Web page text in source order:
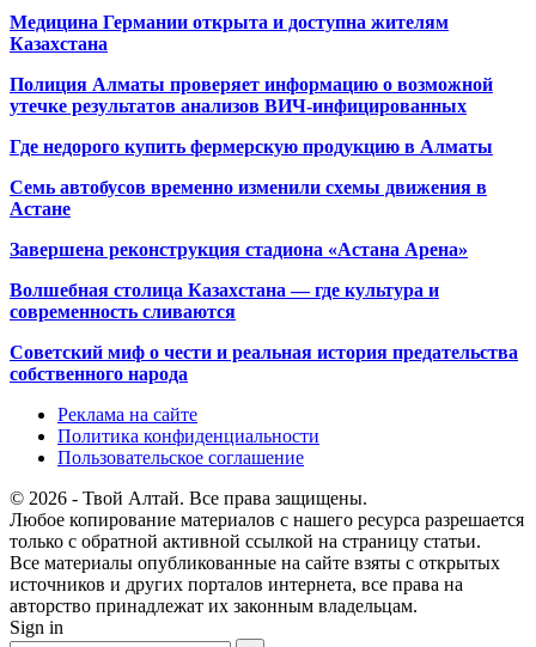
Медицина Германии открыта и доступна жителям
Казахстана
Полиция Алматы проверяет информацию о возможной
утечке результатов анализов ВИЧ-инфицированных
Где недорого купить фермерскую продукцию в Алматы
Семь автобусов временно изменили схемы движения в
Астане
Завершена реконструкция стадиона «Астана Арена»
Волшебная столица Казахстана — где культура и
современность сливаются
Советский миф о чести и реальная история предательства
собственного народа
Реклама на сайте
Политика конфиденциальности
Пользовательское соглашение
© 2026 - Твой Алтай. Все права защищены.
Любое копирование материалов с нашего ресурса разрешается
только с обратной активной ссылкой на страницу статьи.
Все материалы опубликованные на сайте взяты с открытых
источников и других порталов интернета, все права на
авторство принадлежат их законным владельцам.
Sign in